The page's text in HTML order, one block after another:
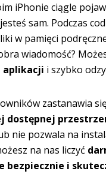
iPhonie ciągle
sam. Podczas
w pamięci
wiadomość?
aplikacji i szybko
zastanawia
dostępnej
nie pozwala na
na nas liczyć
bezpiecznie i